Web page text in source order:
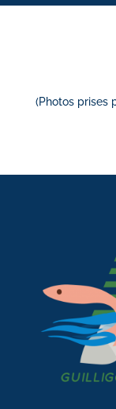
(Photos prises